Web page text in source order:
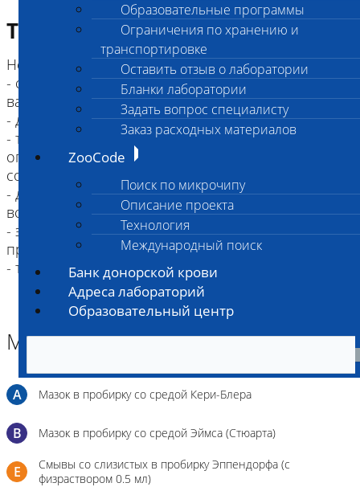
Образовательные программы
Ограничения по хранению и
транспортировке
Оставить отзыв о лаборатории
Бланки лаборатории
Задать вопрос специалисту
Заказ расходных материалов
ZooCode
Поиск по микрочипу
Описание проекта
Технология
Международный поиск
Банк донорской крови
Адреса лабораторий
Образовательный центр
Требование к биоматериалу
Не принимаются к исследованию:
- собаки и кошки, старше 4-х месяцев, не
вакцинированные от бешенства
- дикие животные (в т.ч. лисицы, песцы, еноты)
- трупы замороженные принимаются с
ограничением, указанные в Информированном
согласии
- для повторного вскрытия (например, после
вскрытия в другой организации);
- эксгумированные трупы (после захоронения
прошло более суток)
Материал
A Мазок в пробирку со средой Кери-Блера
B Мазок в пробирку со средой Эймса (Стюарта)
E
Смывы со слизистых в пробирку Эппендорфа (с
физраствором 0.5 мл)